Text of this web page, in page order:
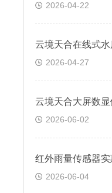
2026-04-22
2026-04-27
2026-06-02
2026-06-04